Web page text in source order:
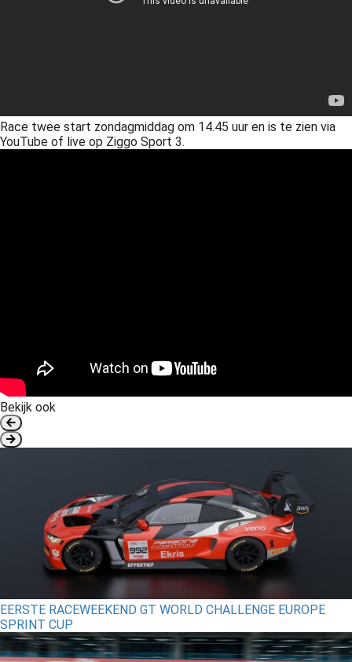
Race twee start zondagmiddag om 14.45 uur en is te zien via
YouTube of live op Ziggo Sport 3.
Bekijk ook
EERSTE RACEWEEKEND GT WORLD CHALLENGE EUROPE
SPRINT CUP